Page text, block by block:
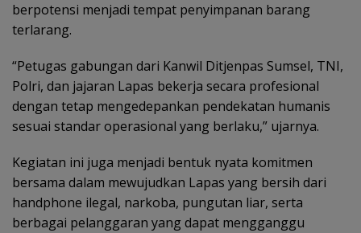
berpotensi menjadi tempat penyimpanan barang
terlarang.
“Petugas gabungan dari Kanwil Ditjenpas Sumsel, TNI,
Polri, dan jajaran Lapas bekerja secara profesional
dengan tetap mengedepankan pendekatan humanis
sesuai standar operasional yang berlaku,” ujarnya.
Kegiatan ini juga menjadi bentuk nyata komitmen
bersama dalam mewujudkan Lapas yang bersih dari
handphone ilegal, narkoba, pungutan liar, serta
berbagai pelanggaran yang dapat mengganggu